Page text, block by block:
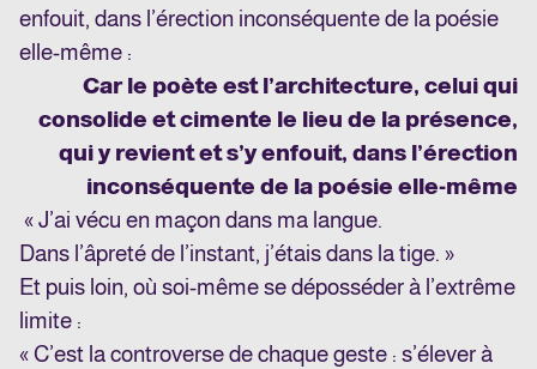
enfouit, dans l’érection inconséquente de la poésie
elle-même :
Car le poète est l’architecture, celui qui
consolide et cimente le lieu de la présence,
qui y revient et s’y enfouit, dans l’érection
inconséquente de la poésie elle-même
« J’ai vécu en maçon dans ma langue.
Dans l’âpreté de l’instant, j’étais dans la tige. »
Et puis loin, où soi-même se déposséder à l’extrême
limite :
« C’est la controverse de chaque geste : s’élever à